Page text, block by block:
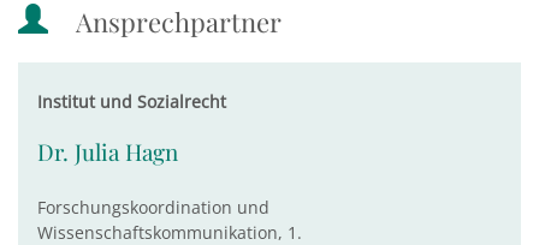
Ansprechpartner
Institut und Sozialrecht
Dr. Julia Hagn
Forschungskoordination und
Wissenschaftskommunikation, 1.